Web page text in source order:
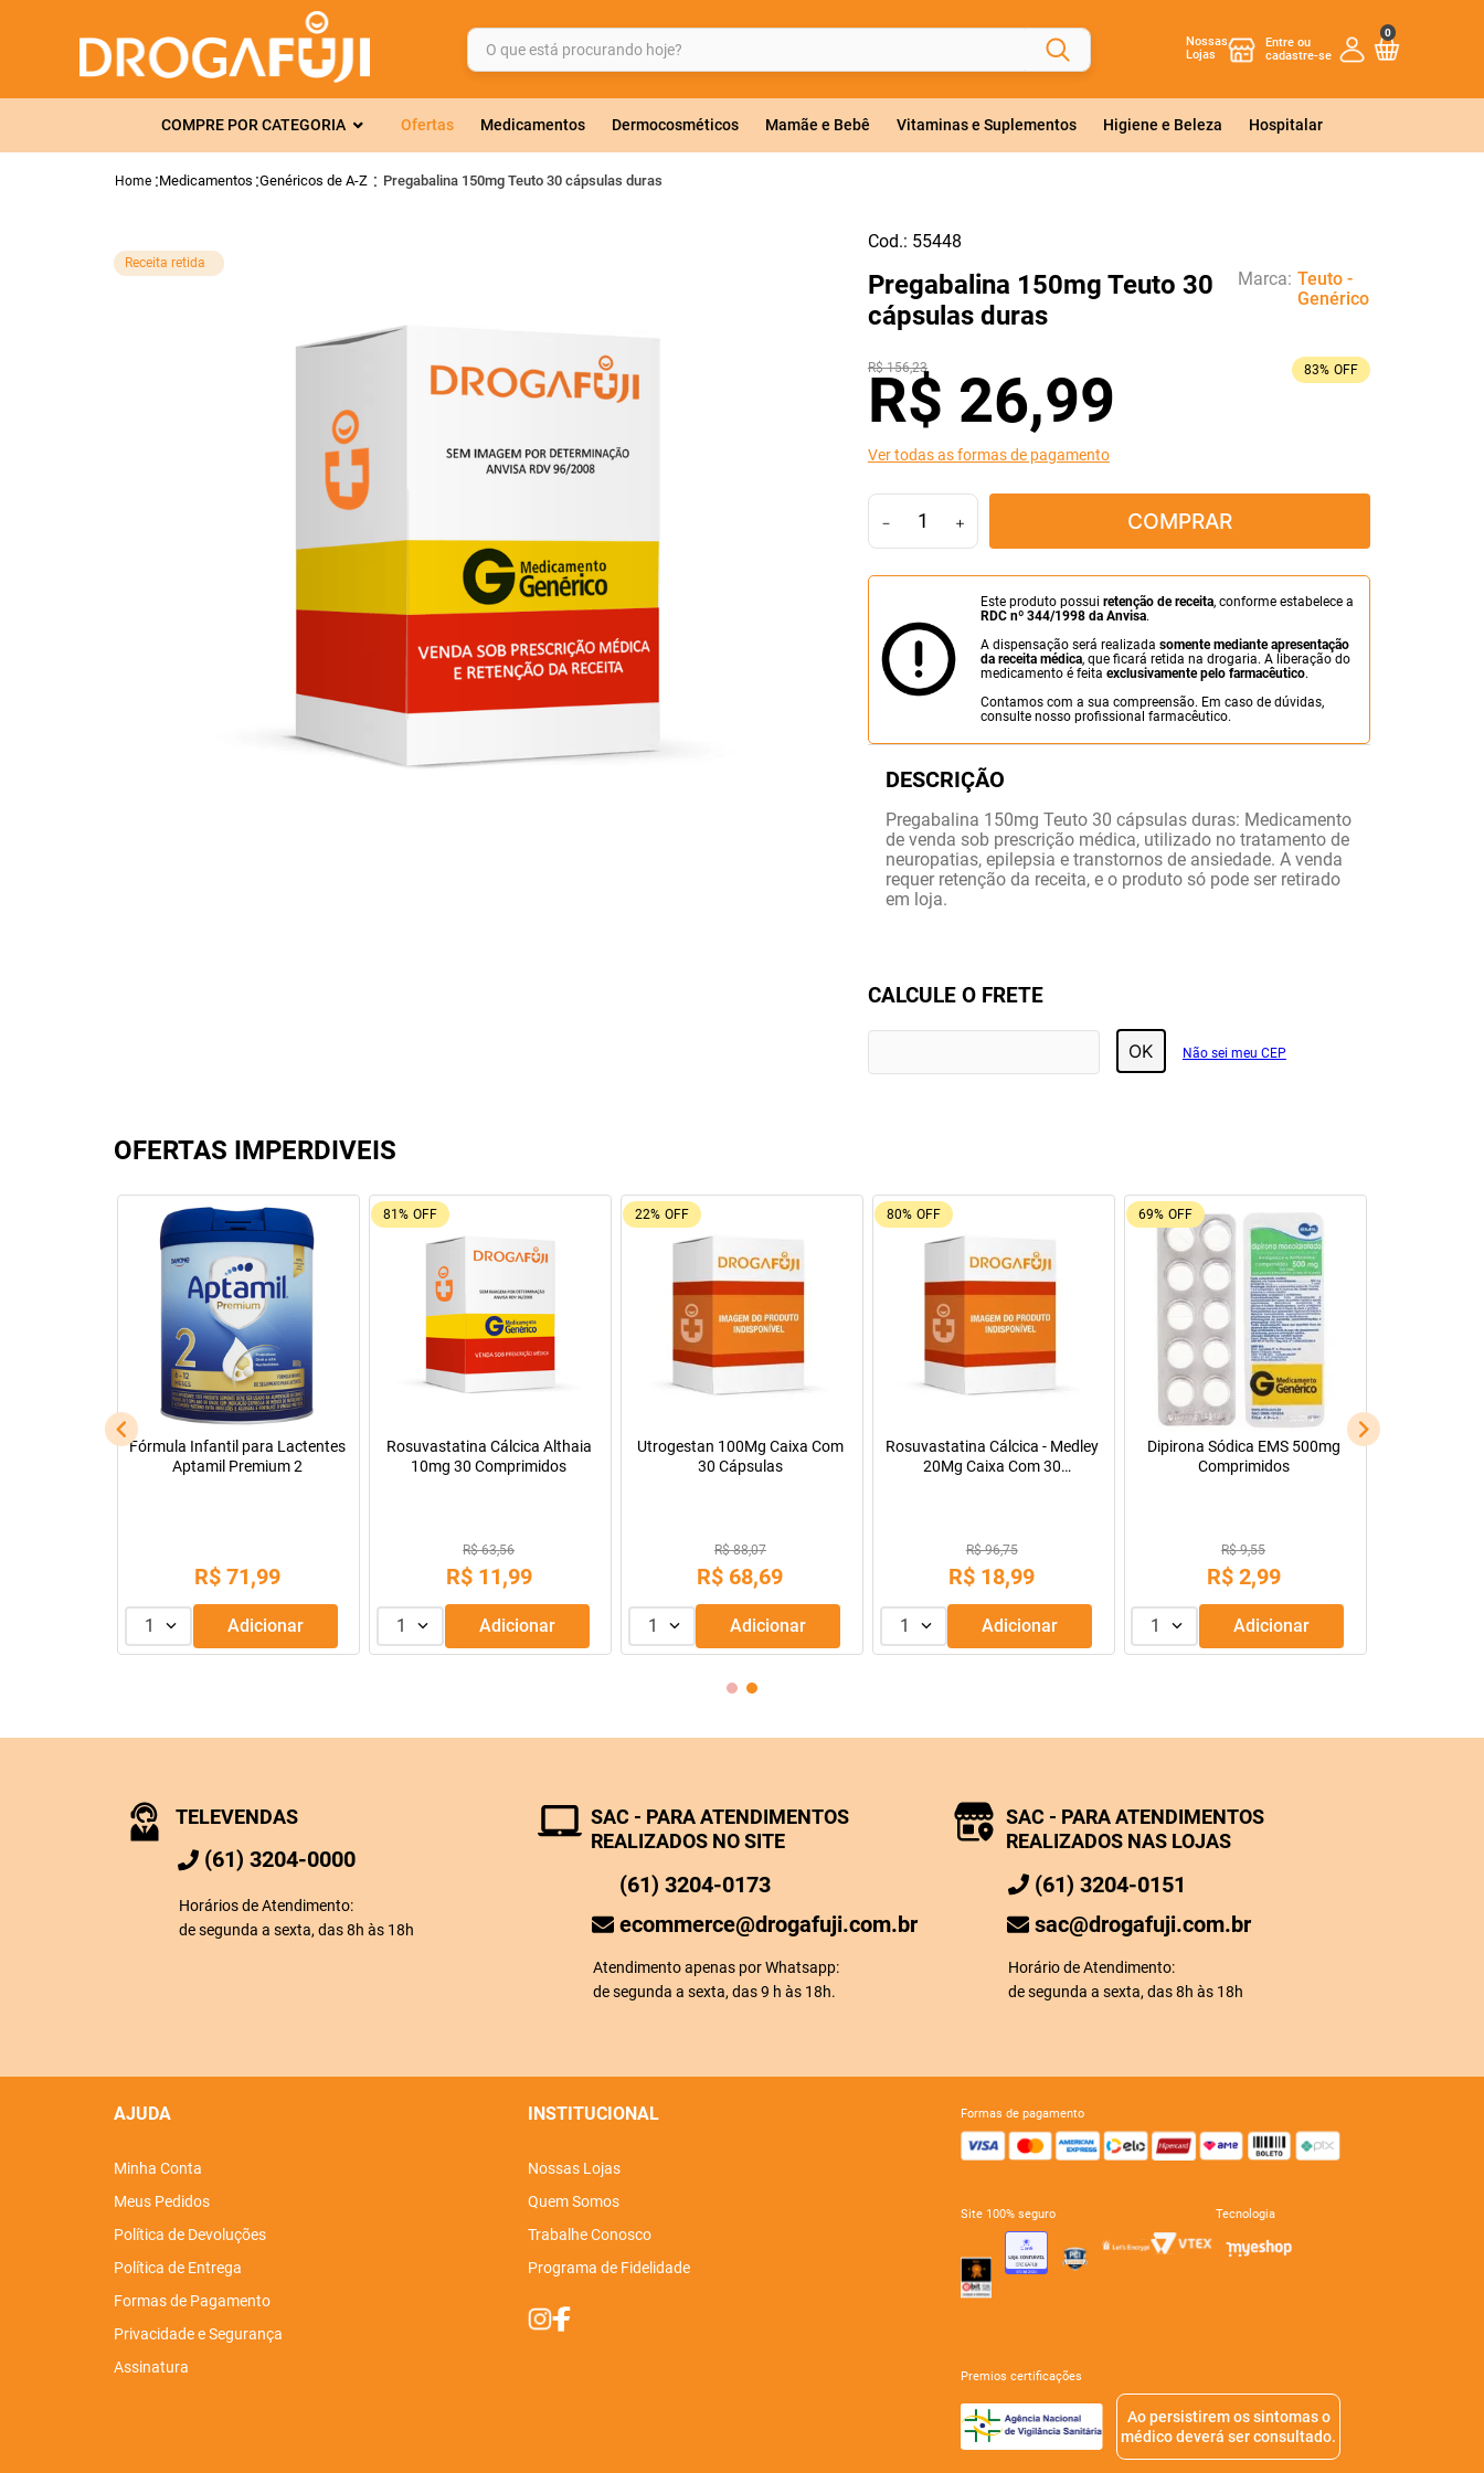
O que está procurando hoje?
Nossas
Lojas
0
COMPRE POR CATEGORIA Ofertas Medicamentos Dermocosméticos Mamãe e Bebê Vitaminas e Suplementos Higiene e Beleza Hospitalar
Medicamentos Genéricos de A-Z Pregabalina 150mg Teuto 30 cápsulas duras
Receita retida
Cod.: 55448
Pregabalina 150mg Teuto 30
cápsulas duras
Marca: Teuto -
Genérico
R$ 156,23
R$ 26,99 83% OFF
Ver todas as formas de pagamento
＋
－ COMPRAR
Este produto possui retenção de receita, conforme estabelece a
RDC nº 344/1998 da Anvisa.
A dispensação será realizada somente mediante apresentação
da receita médica, que ficará retida na drogaria. A liberação do
medicamento é feita exclusivamente pelo farmacêutico.
Contamos com a sua compreensão. Em caso de dúvidas,
consulte nosso profissional farmacêutico.
Pregabalina 150mg Teuto 30 cápsulas duras: Medicamento
de venda sob prescrição médica, utilizado no tratamento de
neuropatias, epilepsia e transtornos de ansiedade. A venda
requer retenção da receita, e o produto só pode ser retirado
em loja.
CALCULE O FRETE
OK Não sei meu CEP
OFERTAS IMPERDIVEIS
Fórmula Infantil para Lactentes
Aptamil Premium 2
R$ 71,99
1 Adicionar
81% OFF
Rosuvastatina Cálcica Althaia
10mg 30 Comprimidos
R$ 63,56
R$ 11,99
1 Adicionar
22% OFF
Utrogestan 100Mg Caixa Com
30 Cápsulas
R$ 88,07
R$ 68,69
1 Adicionar
80% OFF
Rosuvastatina Cálcica - Medley
20Mg Caixa Com 30
R$ 96,75
R$ 18,99
1 Adicionar
69% OFF
Dipirona Sódica EMS 500mg
Comprimidos
R$ 9,55
R$ 2,99
1 Adicionar
TELEVENDAS
(61) 3204-0000
Horários de Atendimento:
de segunda a sexta, das 8h às 18h
SAC - PARA ATENDIMENTOS
REALIZADOS NO SITE
(61) 3204-0173
ecommerce@drogafuji.com.br
Atendimento apenas por Whatsapp:
de segunda a sexta, das 9 h às 18h.
SAC - PARA ATENDIMENTOS
REALIZADOS NAS LOJAS
(61) 3204-0151
sac@drogafuji.com.br
Horário de Atendimento:
de segunda a sexta, das 8h às 18h
AJUDA
Minha Conta
Meus Pedidos
Política de Devoluções
Política de Entrega
Formas de Pagamento
Privacidade e Segurança
Assinatura
INSTITUCIONAL
Nossas Lojas
Quem Somos
Trabalhe Conosco
Programa de Fidelidade
formas de pagamento
site 100% seguro tecnologia
premios certificações
Ao persistirem os sintomas o
médico deverá ser consultado.
TERMOS MAIS BUSCADOS
2 º
gelmax
6º
shampoo
dipirona
fraldas geriátricas